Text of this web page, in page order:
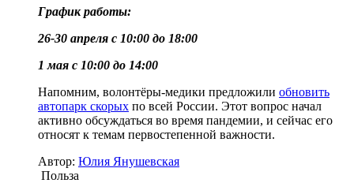
График работы:
26-30 апреля с 10:00 до 18:00
1 мая с 10:00 до 14:00
Напомним, волонтёры-медики предложили обновить
автопарк скорых по всей России. Этот вопрос начал
активно обсуждаться во время пандемии, и сейчас его
относят к темам первостепенной важности.
Автор: Юлия Янушевская
Польза